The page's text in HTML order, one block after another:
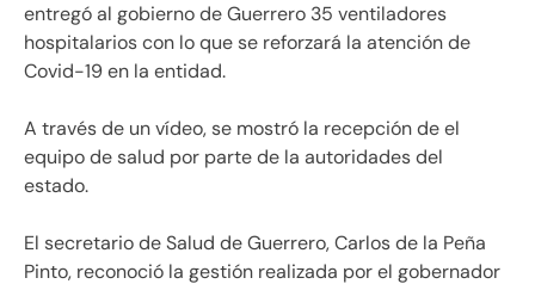
entregó al gobierno de Guerrero 35 ventiladores
hospitalarios con lo que se reforzará la atención de
Covid-19 en la entidad.
A través de un vídeo, se mostró la recepción de el
equipo de salud por parte de la autoridades del
estado.
El secretario de Salud de Guerrero, Carlos de la Peña
Pinto, reconoció la gestión realizada por el gobernador